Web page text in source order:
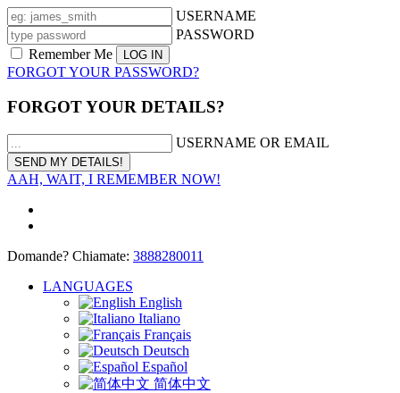
USERNAME
PASSWORD
Remember Me
FORGOT YOUR PASSWORD?
FORGOT YOUR DETAILS?
USERNAME OR EMAIL
AAH, WAIT, I REMEMBER NOW!
Domande? Chiamate: 3888280011
LANGUAGES
English
Italiano
Français
Deutsch
Español
简体中文